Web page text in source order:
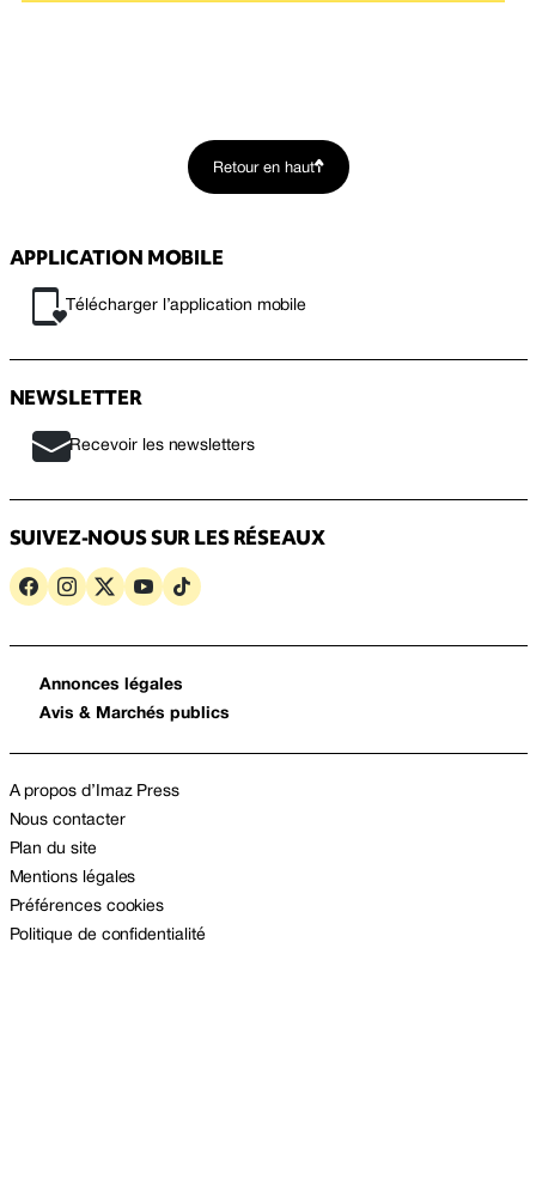
Retour en haut
APPLICATION MOBILE
Télécharger l’application mobile
NEWSLETTER
Recevoir les newsletters
SUIVEZ-NOUS SUR LES RÉSEAUX
Annonces légales
Avis & Marchés publics
A propos d’Imaz Press
Nous contacter
Plan du site
Mentions légales
Préférences cookies
Politique de confidentialité